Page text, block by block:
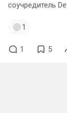
соучредитель
1
1 5